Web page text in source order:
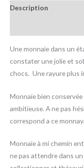
Description
Une monnaie dans un
constater une jolie et
chocs. Une rayure plus
Monnaie bien
ambitieuse. A ne pas
correspond a ce
Monnaie à mi chemin
ne pas attendre dans